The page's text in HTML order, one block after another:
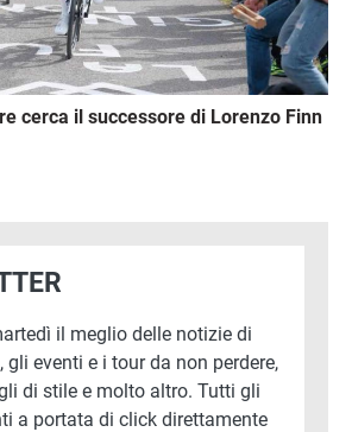
cerca il successore di Lorenzo Finn
il meglio delle notizie di
gli eventi e i tour da non perdere,
di stile e molto altro. Tutti gli
a portata di click direttamente